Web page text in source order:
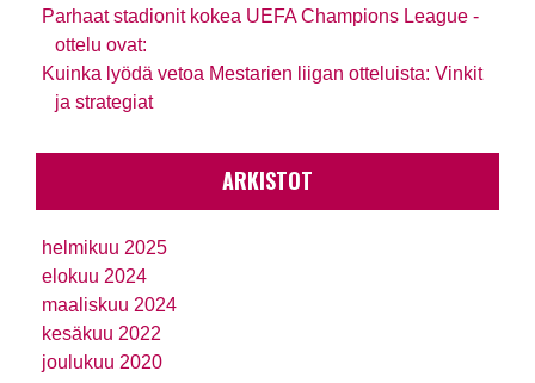
Parhaat stadionit kokea UEFA Champions League -
ottelu ovat:
Kuinka lyödä vetoa Mestarien liigan otteluista: Vinkit
ja strategiat
ARKISTOT
helmikuu 2025
elokuu 2024
maaliskuu 2024
kesäkuu 2022
joulukuu 2020